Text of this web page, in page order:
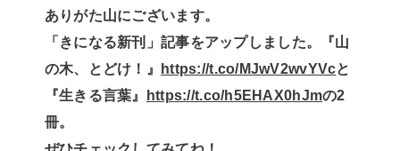
ありがた山にございます。
「きになる新刊」記事をアップしました。『山
の木、とどけ！』
https://t.co/MJwV2wvYVcと
『生きる言葉』
https://t.co/h5EHAX0hJmの2
冊。